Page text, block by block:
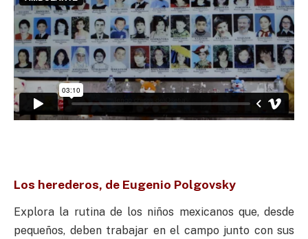
Los herederos, de Eugenio Polgovsky
Explora la rutina de los niños mexicanos que, desde
pequeños, deben trabajar en el campo junto con sus